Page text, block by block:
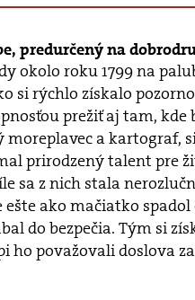
predurčený na
okolo roku 1799 na
si rýchlo získalo
prežiť aj tam,
a kartograf,
prirodzený talent pre
sa z nich stala
ako mačiatko spadol
do bezpečia. Tým si
ho považovali doslova